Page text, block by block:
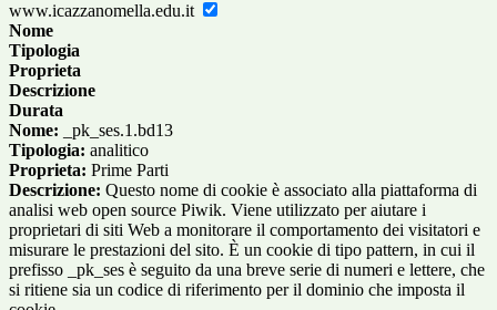
www.icazzanomella.edu.it
Nome
Tipologia
Proprieta
Descrizione
Durata
Nome: _pk_ses.1.bd13
Tipologia: analitico
Proprieta: Prime Parti
Descrizione: Questo nome di cookie è associato alla piattaforma di
analisi web open source Piwik. Viene utilizzato per aiutare i
proprietari di siti Web a monitorare il comportamento dei visitatori e
misurare le prestazioni del sito. È un cookie di tipo pattern, in cui il
prefisso _pk_ses è seguito da una breve serie di numeri e lettere, che
si ritiene sia un codice di riferimento per il dominio che imposta il